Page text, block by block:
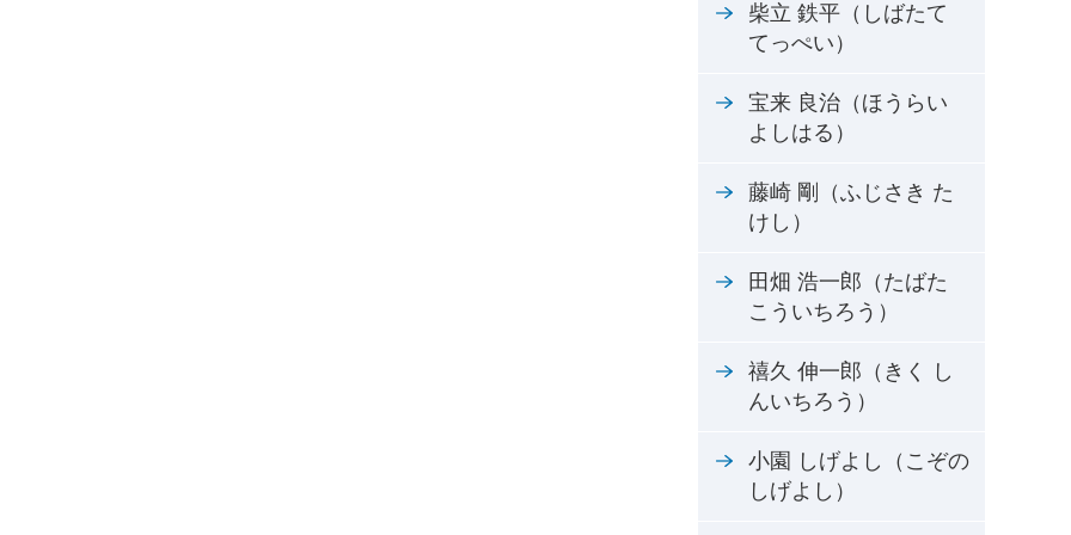
柴立 鉄平（しばたて
てっぺい）
宝来 良治（ほうらい
よしはる）
藤崎 剛（ふじさき た
けし）
田畑 浩一郎（たばた
こういちろう）
禧久 伸一郎（きく し
んいちろう）
小園 しげよし（こぞの
しげよし）